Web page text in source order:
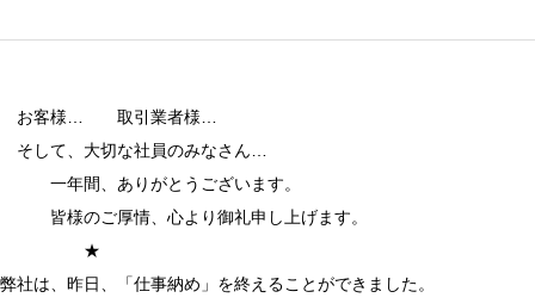
お客様… 取引業者様…
そして、大切な社員のみなさん…
一年間、ありがとうございます。
皆様のご厚情、心より御礼申し上げます。
★
弊社は、昨日、「仕事納め」を終えることができました。